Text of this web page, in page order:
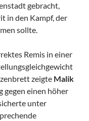
gebracht,
in den Kampf, der
sollte.
Remis in einer
zeigte Malik
gegen einen höher
unter